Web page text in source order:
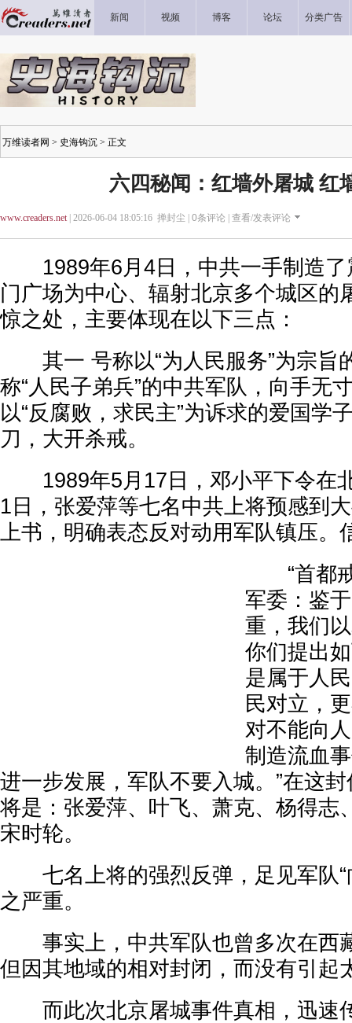
新闻 视频 博客 论坛 分类广告
万维读者网 > 史海钩沉 > 正文
六四秘闻：红墙外屠城 红
www.creaders.net| 2026-06-04 18:05:16 掸封尘 | 0条评论 | 查看/发表评论
1989年6月4日，中共一手制造了
门广场为中心、辐射北京多个城区的
惊之处，主要体现在以下三点：
其一 号称以“为人民服务”为宗旨
称“人民子弟兵”的中共军队，向手无
以“反腐败，求民主”为诉求的爱国学
刀，大开杀戒。
1989年5月17日，邓小平下令在
1日，张爱萍等七名中共上将预感到
上书，明确表态反对动用军队镇压。
“首都戒
军委：鉴
重，我们
你们提出
是属于人
民对立，
对不能向
制造流血
进一步发展，军队不要入城。”在这
将是：张爱萍、叶飞、萧克、杨得志
宋时轮。
七名上将的强烈反弹，足见军队“
之严重。
事实上，中共军队也曾多次在西
但因其地域的相对封闭，而没有引起
而此次北京屠城事件真相，迅速